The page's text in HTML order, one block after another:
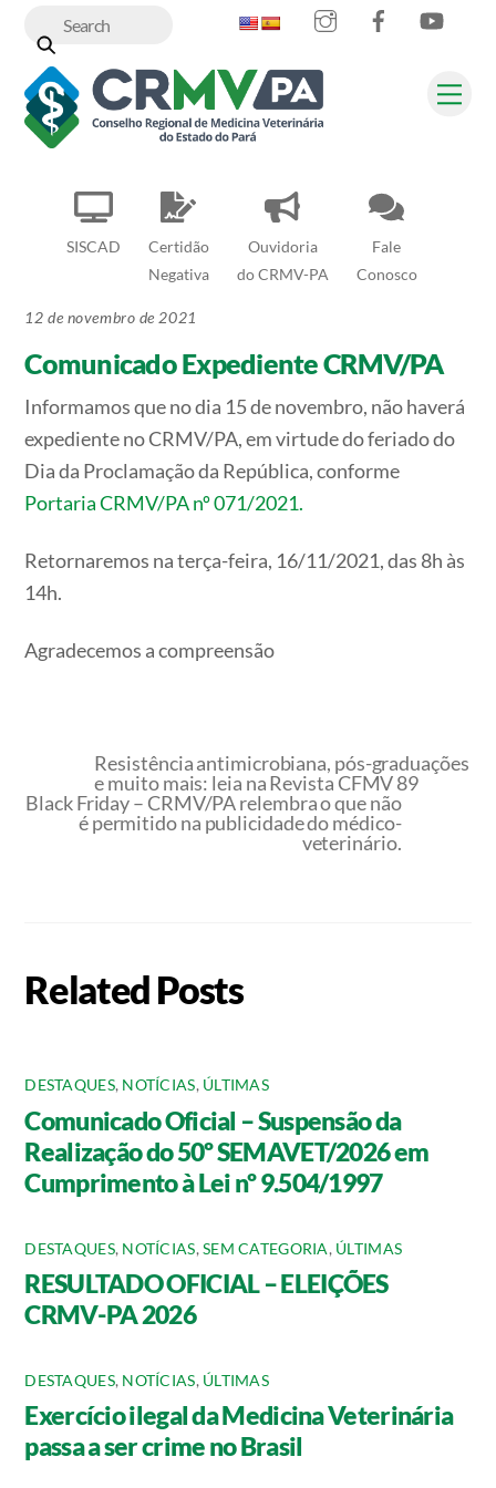
content
SISCAD
Certidão
Negativa
Ouvidoria
do CRMV-PA
Fale
Conosco
InstagramFacebook
12 de novembro de 2021
Comunicado Expediente CRMV/PA
Informamos que no dia 15 de novembro, não haverá
expediente no CRMV/PA, em virtude do feriado do
Dia da Proclamação da República, conforme
Portaria CRMV/PA nº 071/2021.
Retornaremos na terça-feira, 16/11/2021, das 8h às
14h.
Agradecemos a compreensão
Resistência antimicrobiana, pós-graduações
e muito mais: leia na Revista CFMV 89
Black Friday – CRMV/PA relembra o que não
é permitido na publicidade do médico-
veterinário.
Related Posts
DESTAQUES, NOTÍCIAS, ÚLTIMAS
Comunicado Oficial – Suspensão da
Realização do 50º SEMAVET/2026 em
Cumprimento à Lei nº 9.504/1997
DESTAQUES, NOTÍCIAS,SEM CATEGORIA, ÚLTIMAS
RESULTADO OFICIAL – ELEIÇÕES
CRMV-PA 2026
DESTAQUES, NOTÍCIAS, ÚLTIMAS
Exercício ilegal da Medicina Veterinária
passa a ser crime no Brasil